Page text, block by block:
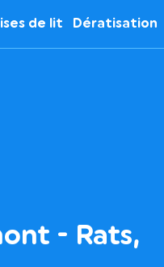
de lit Dératisation
- Rats,